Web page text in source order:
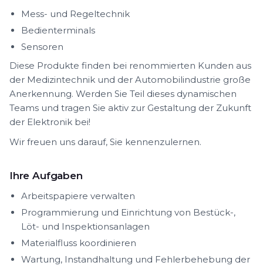
Mess- und Regeltechnik
Bedienterminals
Sensoren
Diese Produkte finden bei renommierten Kunden aus
der Medizintechnik und der Automobilindustrie große
Anerkennung. Werden Sie Teil dieses dynamischen
Teams und tragen Sie aktiv zur Gestaltung der Zukunft
der Elektronik bei!
Wir freuen uns darauf, Sie kennenzulernen.
Ihre Aufgaben
Arbeitspapiere verwalten
Programmierung und Einrichtung von Bestück-,
Löt- und Inspektionsanlagen
Materialfluss koordinieren
Wartung, Instandhaltung und Fehlerbehebung der